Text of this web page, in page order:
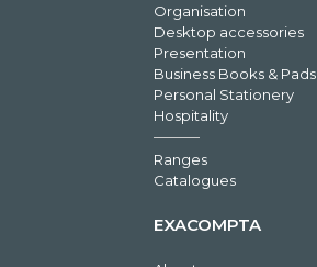
Organisation
Desktop accessories
Presentation
Business Books & Pads
Personal Stationery
Hospitality
Ranges
Catalogues
EXACOMPTA